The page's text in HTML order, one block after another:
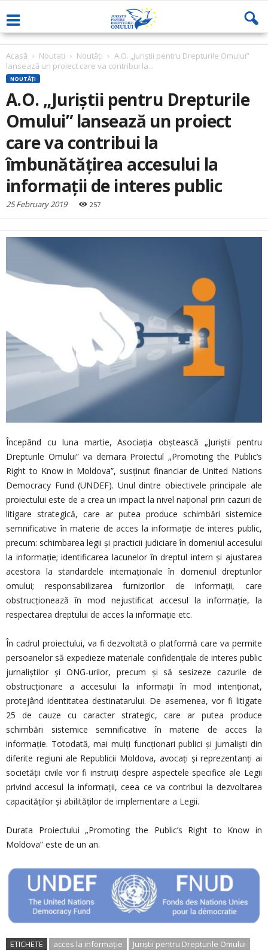
Acasă Noutati Noutăți
A.O. „Juriștii pentru Drepturile Omului”
lansează un proiect care va contribui la...
NOUTĂȚI
A.O. „Juriștii pentru Drepturile
Omului” lansează un proiect
care va contribui la
îmbunătățirea accesului la
informații de interes public
25 February 2019 257
Începând cu luna martie, Asociația obștească „Juriștii pentru
Drepturile Omului” va demara Proiectul „Promoting the Public’s
Right to Know in Moldova”, susținut financiar de United Nations
Democracy Fund (UNDEF). Unul dintre obiectivele principale ale
proiectului este de a crea un impact la nivel național prin cazuri de
litigare strategică, care ar putea produce schimbări sistemice
semnificative în materie de acces la informație de interes public,
precum: schimbarea legii și practicii judiciare în domeniul accesului
la informație; identificarea lacunelor în dreptul intern și ajustarea
acestora la standardele internaționale în domeniul drepturilor
omului; responsabilizarea furnizorilor de informații, care
obstrucționează în mod nejustificat accesul la informație, la
respectarea dreptului de acces la informație etc.
În cadrul proiectului, va fi dezvoltată o platformă care va permite
persoanelor să expedieze materiale confidențiale de interes public
jurnaliștilor și ONG-urilor, precum și să sesizeze cazurile de
obstrucționare a accesului la informații în mod intenționat,
protejând identitatea destinatarului. De asemenea, vor fi litigate
25 de cauze cu caracter strategic, care ar putea produce
schimbări sistemice semnificative în materie de acces la
informație. Totodată, mai mulți funcționari publici și jurnaliști din
diferite regiuni ale Republicii Moldova, avocați și reprezentanți ai
societății civile vor fi instruiți despre aspectele specifice ale Legii
privind accesul la informații, ceea ce va contribui la dezvoltarea
capacităților și abilităților de implementare a Legii.
Durata Proiectului „Promoting the Public’s Right to Know in
Moldova” este de un an.
ETICHETE acces la informație
Juriștii pentru Drepturile Omului